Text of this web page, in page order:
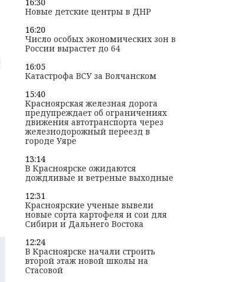
Новые детские центры в ДНР
16:20
Число особых экономических зон в
России вырастет до 64
16:05
Катастрофа ВСУ за Волчанском
15:40
Красноярская железная дорога
предупреждает об ограничениях
движения автотранспорта через
железнодорожный переезд в
городе Уяре
13:14
В Красноярске ожидаются
дождливые и ветреные выходные
12:31
Красноярские ученые вывели
новые сорта картофеля и сои для
Сибири и Дальнего Востока
12:24
В Красноярске начали строить
второй этаж новой школы на
Стасовой